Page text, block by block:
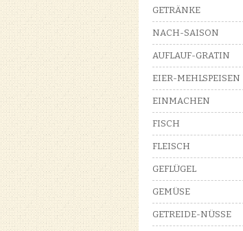
GETRÄNKE
NACH-SAISON
AUFLAUF-GRATIN
EIER-MEHLSPEISEN
EINMACHEN
FISCH
FLEISCH
GEFLÜGEL
GEMÜSE
GETREIDE-NÜSSE